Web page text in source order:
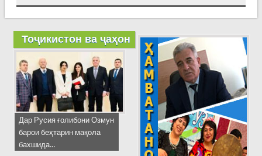
Тоҷикистон ва ҷаҳон
Дар Русия ғолибони Озмун
барои беҳтарин мақола
бахшида...